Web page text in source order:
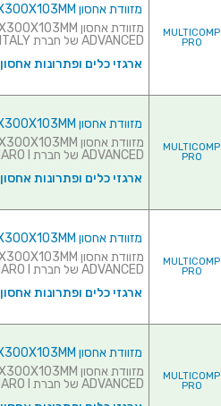
MULTICOMP
PRO
מזוודת אחסון 395X300X103MM - ללא ריפוד פנימי - שחורה
ADVANCED של חברת PLASTICA PANARO ITALY...
ארגזי כלים ופתרונות אחסון
MULTICOMP
PRO
מזוודת אחסון 395X300X103MM - עם ריפוד פנימי - שחורה
ADVANCED של חברת PLASTICA PANARO I...
ארגזי כלים ופתרונות אחסון
MULTICOMP
PRO
מזוודת אחסון 395X300X103MM - עם ריפוד פנימי - אדומה
ADVANCED של חברת PLASTICA PANARO I...
ארגזי כלים ופתרונות אחסון
MULTICOMP
PRO
מזוודת אחסון 395X300X103MM - עם ריפוד פנימי - כחולה
ADVANCED של חברת PLASTICA PANARO I...